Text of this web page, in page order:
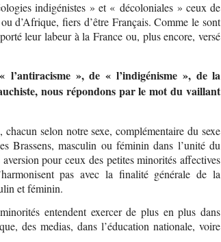
indigénistes » et « décoloniales » ceux de
d’Afrique, fiers d’être Français. Comme le sont
leur labeur à la France ou, plus encore, versé
l’antiracisme », de « l’indigénisme », de la
nous répondons par le mot du vaillant
selon notre sexe, complémentaire du sexe
Brassens, masculin ou féminin dans l’unité du
pour ceux des petites minorités affectives
pas avec la finalité générale de la
et féminin.
entendent exercer de plus en plus dans
des medias, dans l’éducation nationale, voire